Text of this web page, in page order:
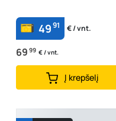
4991 € / vnt.
69 99 € / vnt.
Į krepšelį